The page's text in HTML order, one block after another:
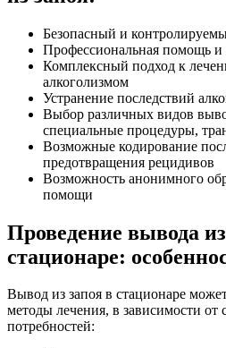
Безопасный и
Профессиональная помощь
Комплексный подход к
алкоголизмом
Устранение последствий
Выбор различных видов
специальные процедуры,
Возможные кодирование
предотвращения рецидивов
Возможность анонимного
помощи
Проведение вывода
стационаре:
Вывод из запоя в стационаре
методы лечения, в зависимости от
потребностей: